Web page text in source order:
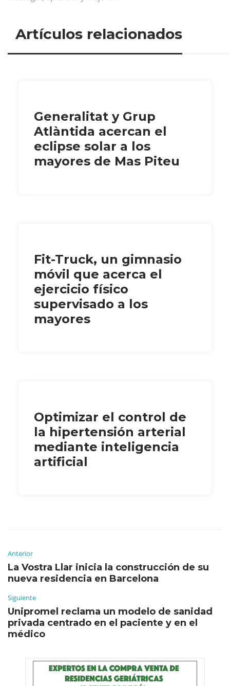
Artículos relacionados
Generalitat y Grup
Atlàntida acercan el
eclipse solar a los
mayores de Mas Piteu
Fit-Truck, un gimnasio
móvil que acerca el
ejercicio físico
supervisado a los
mayores
Optimizar el control de
la hipertensión arterial
mediante inteligencia
artificial
Anterior
La Vostra Llar inicia la construcción de su
nueva residencia en Barcelona
Siguiente
Unipromel reclama un modelo de sanidad
privada centrado en el paciente y en el
médico